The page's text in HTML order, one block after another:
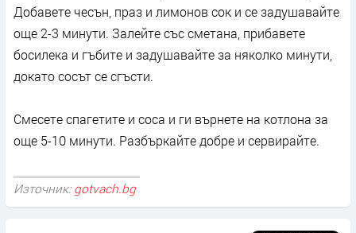
Добавете чесън, праз и лимонов сок и се задушавайте
още 2-3 минути. Залейте със сметана, прибавете
босилека и гъбите и задушавайте за няколко минути,
докато сосът се сгъсти.
Смесете спагетите и соса и ги върнете на котлона за
още 5-10 минути. Разбъркайте добре и сервирайте.
Източник: gotvach.bg